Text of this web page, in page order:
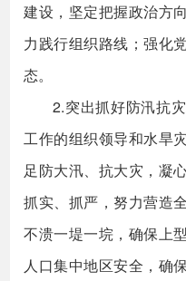
建设，坚定把握政治方
力践行组织路线；强化
态。
2.突出抓好防汛抗
工作的组织领导和水旱
足防大汛、抗大灾，凝
抓实、抓严，努力营造
不溃一堤一垸，确保上
人口集中地区安全，确